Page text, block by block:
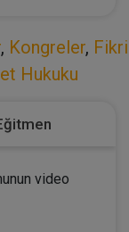
, Kongreler, Fikri
Hukuku
video